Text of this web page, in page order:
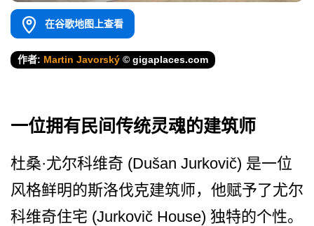
在谷歌地图上查看
作者: Martin Javorský © gigaplaces.com
一位拥有民间传统灵魂的建筑师
杜桑·尤尔科维奇 (Dušan Jurkovič) 是一位
风格鲜明的斯洛伐克建­筑师，他赋予了尤尔
科维奇住宅 (Jurkovič House) 独特的个性。